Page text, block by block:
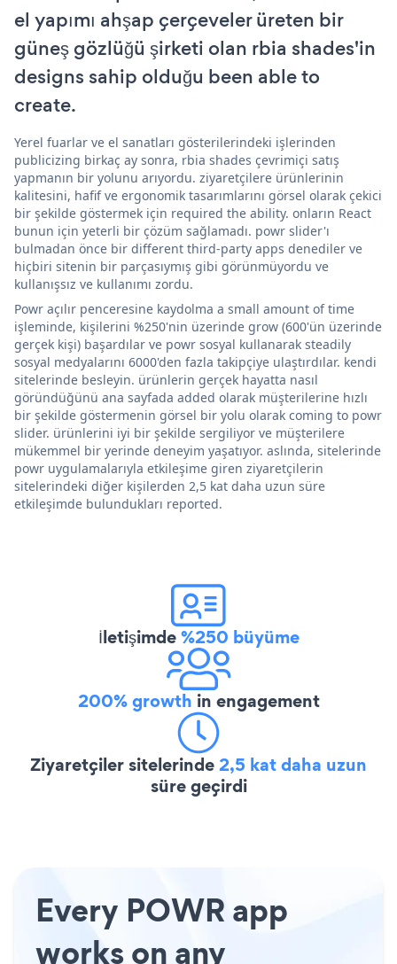
el yapımı ahşap çerçeveler üreten bir
güneş gözlüğü şirketi olan rbia shades'in
designs sahip olduğu been able to
create.
Yerel fuarlar ve el sanatları gösterilerindeki işlerinden
publicizing birkaç ay sonra, rbia shades çevrimiçi satış
yapmanın bir yolunu arıyordu. ziyaretçilere ürünlerinin
kalitesini, hafif ve ergonomik tasarımlarını görsel olarak çekici
bir şekilde göstermek için required the ability. onların React
bunun için yeterli bir çözüm sağlamadı. powr slider'ı
bulmadan önce bir different third-party apps denediler ve
hiçbiri sitenin bir parçasıymış gibi görünmüyordu ve
kullanışsız ve kullanımı zordu.
Powr açılır penceresine kaydolma a small amount of time
işleminde, kişilerini %250'nin üzerinde grow (600'ün üzerinde
gerçek kişi) başardılar ve powr sosyal kullanarak steadily
sosyal medyalarını 6000'den fazla takipçiye ulaştırdılar. kendi
sitelerinde besleyin. ürünlerin gerçek hayatta nasıl
göründüğünü ana sayfada added olarak müşterilerine hızlı
bir şekilde göstermenin görsel bir yolu olarak coming to powr
slider. ürünlerini iyi bir şekilde sergiliyor ve müşterilere
mükemmel bir yerinde deneyim yaşatıyor. aslında, sitelerinde
powr uygulamalarıyla etkileşime giren ziyaretçilerin
sitelerindeki diğer kişilerden 2,5 kat daha uzun süre
etkileşimde bulundukları reported.
İletişimde%250 büyüme
200% growth in engagement
Ziyaretçiler sitelerinde2,5 kat daha uzun
süre geçirdi
Every POWR app
works on any